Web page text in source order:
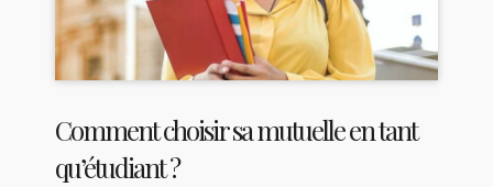
Comment choisir sa mutuelle en tant
qu’étudiant ?